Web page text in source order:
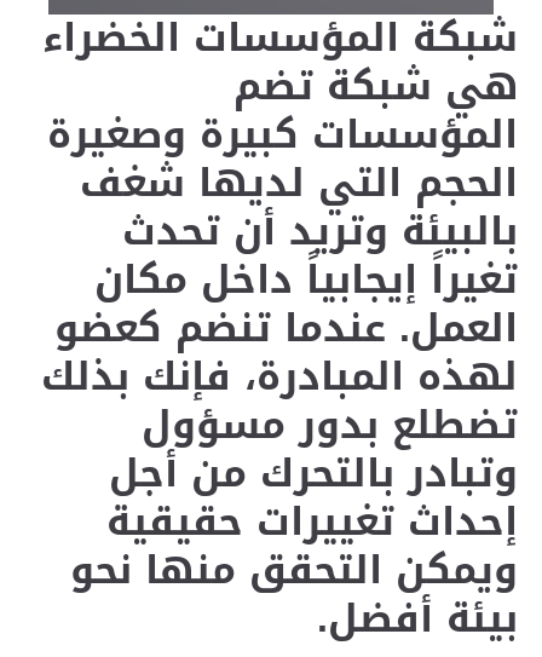
شبكة المؤسسات الخضراء
هي شبكة تضم
المؤسسات كبيرة وصغيرة
الحجم التي لديها شغف
بالبيئة وتريد أن تحدث
تغيراً إيجابياً داخل مكان
العمل. عندما تنضم كعضو
لهذه المبادرة، فإنك بذلك
تضطلع بدور مسؤول
وتبادر بالتحرك من أجل
إحداث تغييرات حقيقية
ويمكن التحقق منها نحو
بيئة أفضل.